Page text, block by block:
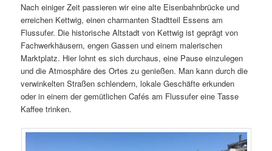
Nach einiger Zeit passieren wir eine alte Eisenbahnbrücke und
erreichen Kettwig, einen charmanten Stadtteil Essens am
Flussufer. Die historische Altstadt von Kettwig ist geprägt von
Fachwerkhäusern, engen Gassen und einem malerischen
Marktplatz. Hier lohnt es sich durchaus, eine Pause einzulegen
und die Atmosphäre des Ortes zu genießen. Man kann durch die
verwinkelten Straßen schlendern, lokale Geschäfte erkunden
oder in einem der gemütlichen Cafés am Flussufer eine Tasse
Kaffee trinken.